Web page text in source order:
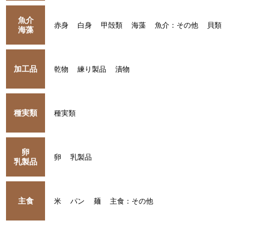
魚介
海藻
赤身 白身 甲殻類 海藻 魚介：その他 貝類
加工品 乾物 練り製品 漬物
種実類 種実類
卵
乳製品
卵 乳製品
主食 米 パン 麺 主食：その他